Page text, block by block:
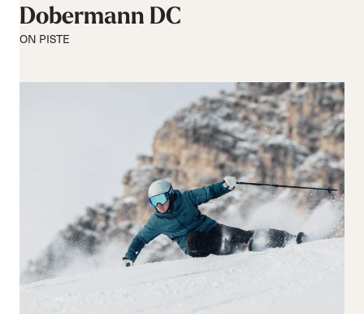
Mittel
Lang
180-189
190+
95-104
105+
Dobermann DC
ON PISTE